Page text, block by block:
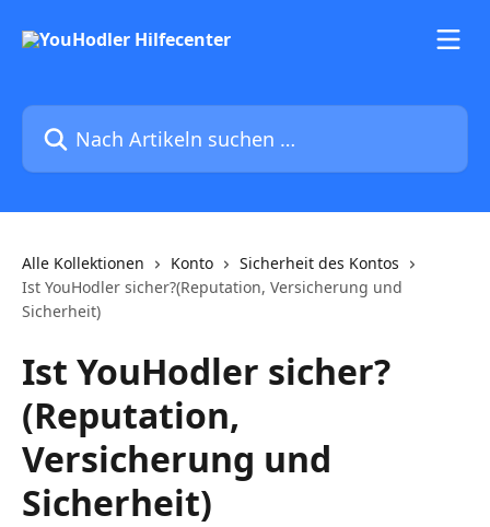
Nach Artikeln suchen …
Alle Kollektionen Konto
Sicherheit des Kontos
Ist YouHodler sicher?(Reputation, Versicherung und
Sicherheit)
Ist YouHodler sicher?
(Reputation,
Versicherung und
Sicherheit)